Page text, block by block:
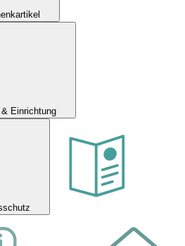
& Einrichtung